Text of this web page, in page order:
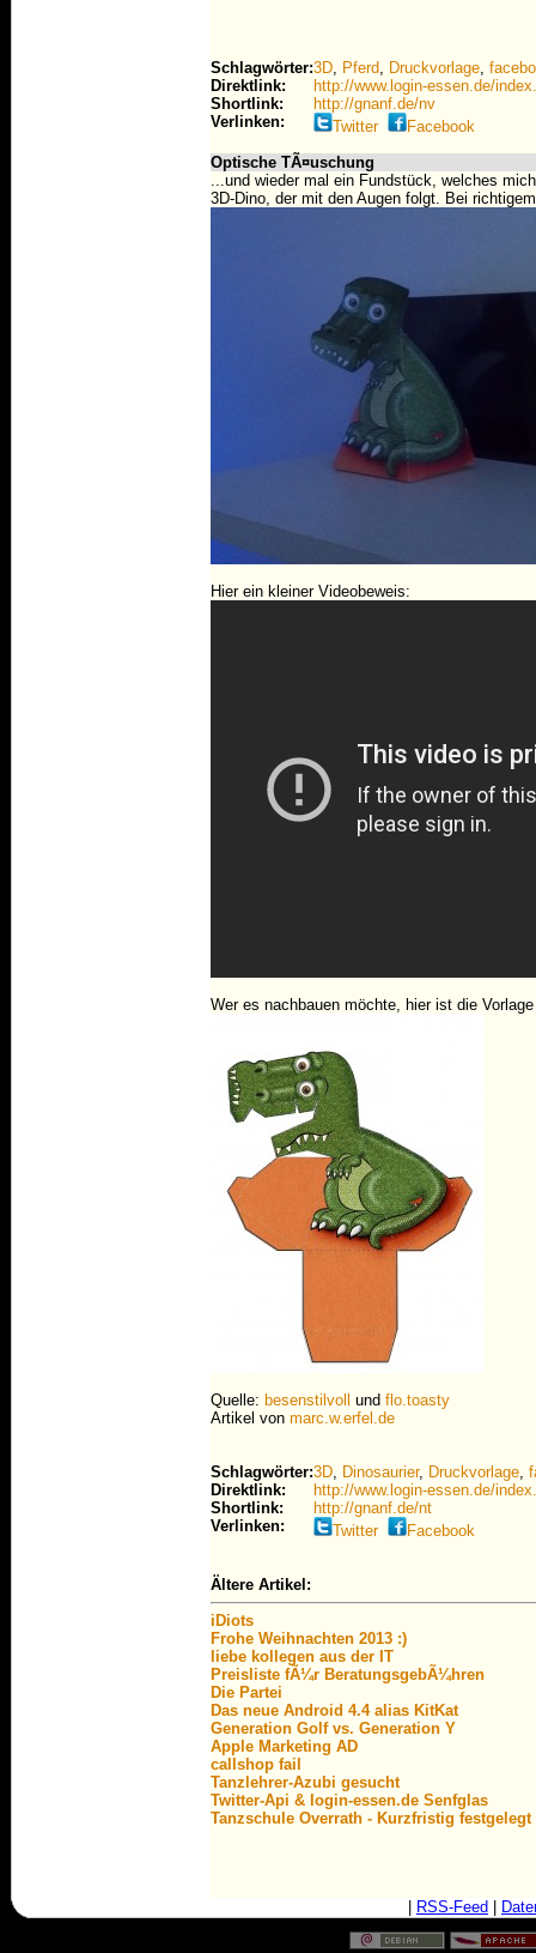
Schlagwörter:3D, Pferd, Druckvorlage,
Direktlink:
http://www.login-essen.de/
Shortlink:
http://gnanf.de/nv
Verlinken:
Twitter
Facebook
Optische TÃ¤uschung
...und wieder mal ein Fundstück, welches
3D-Dino, der mit den Augen folgt. Bei
Hier ein kleiner Videobeweis:
Wer es nachbauen möchte, hier ist die
Quelle: besenstilvoll und flo.toasty
Artikel von marc.w.erfel.de
Schlagwörter:3D, Dinosaurier, Druckvorlage,
Direktlink:
http://www.login-essen.de/
Shortlink:
http://gnanf.de/nt
Verlinken:
Twitter Facebook
Ältere Artikel:
iDiots
Frohe Weihnachten 2013 :)
liebe kollegen aus der IT
Preisliste fÃ¼r BeratungsgebÃ¼hren
Die Partei
Das neue Android 4.4 alias KitKat
Generation Golf vs. Generation Y
Apple Marketing AD
callshop fail
Tanzlehrer-Azubi gesucht
Twitter-Api & login-essen.de Senfglas
Tanzschule Overrath - Kurzfristig festgelegt
RSS-Feed